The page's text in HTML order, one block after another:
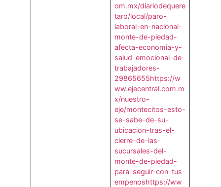
om.mx/diariodequere
taro/local/paro-
laboral-en-nacional-
monte-de-piedad-
afecta-economia-y-
salud-emocional-de-
trabajadores-
29865655https://w
ww.ejecentral.com.m
x/nuestro-
eje/montecitos-esto-
se-sabe-de-su-
ubicacion-tras-el-
cierre-de-las-
sucursales-del-
monte-de-piedad-
para-seguir-con-tus-
empenoshttps://ww